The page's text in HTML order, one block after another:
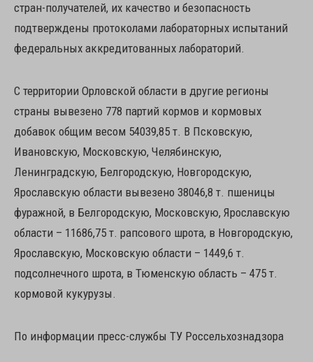
стран-получателей, их качество и безопасность
подтверждены протоколами лабораторных испытаний
федеральных аккредитованных лабораторий.
С территории Орловской области в другие регионы
страны вывезено 778 партий кормов и кормовых
добавок общим весом 54039,85 т. В Псковскую,
Ивановскую, Московскую, Челябинскую,
Ленинградскую, Белгородскую, Новгородскую,
Ярославскую области вывезено 38046,8 т. пшеницы
фуражной, в Белгородскую, Московскую, Ярославскую
области – 11686,75 т. рапсового шрота, в Новгородскую,
Ярославскую, Московскую области – 1449,6 т.
подсолнечного шрота, в Тюменскую область – 475 т.
кормовой кукурузы.
По информации пресс-службы ТУ Россельхознадзора